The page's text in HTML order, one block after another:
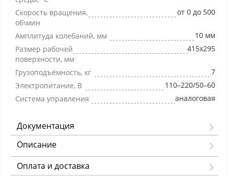
Скорость вращения,
об\мин
от 0 до 500
Амплитуда колебаний, мм
10 мм
Размер рабочей
поверхности, мм
415х295
Грузоподъёмность, кг
7
Электропитание, В
110–220/50–60
Система управления
аналоговая
Документация
Описание
Оплата и доставка